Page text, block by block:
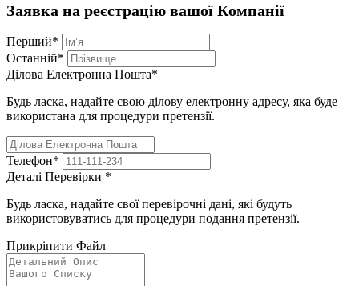
Заявка на реєстрацію вашої Компанії
Перший*
Останній*
Ділова Електронна Пошта*
Будь ласка, надайте свою ділову електронну адресу, яка буде
використана для процедури претензії.
Телефон*
Деталі Перевірки *
Будь ласка, надайте свої перевірочні дані, які будуть
використовуватись для процедури подання претензії.
Прикріпити Файл